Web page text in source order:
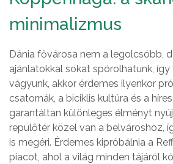
minimalizmus
Dánia fővárosa nem a legolcsóbb,
ajánlatokkal sokat spórolhatunk,
vágyunk, akkor érdemes ilyenkor
csatornák, a biciklis kultúra és a
garantáltan különleges élményt
repülőtér közel van a belvároshoz,
is megéri. Érdemes kipróbálnia a
piacot, ahol a világ minden tájáról